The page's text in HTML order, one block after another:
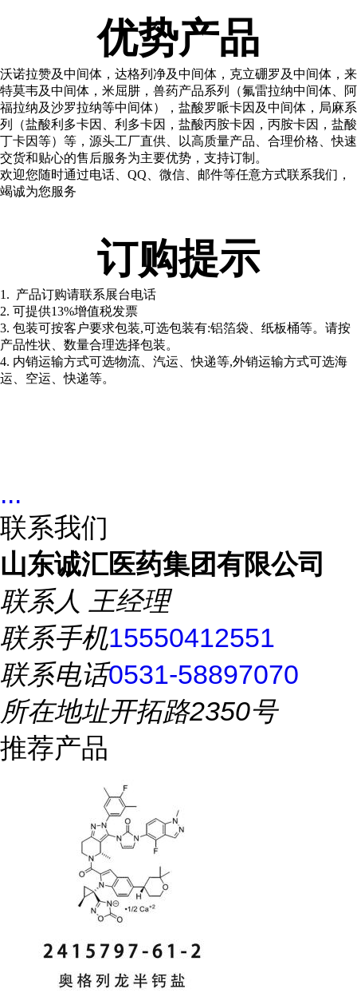
优势产品
沃诺拉赞及中间体，达格列净及中间体，克立硼罗及中间体，来
特莫韦及中间体，米屈肼，兽药产品系列（氟雷拉纳中间体、阿
福拉纳及沙罗拉纳等中间体），盐酸罗哌卡因及中间体，局麻系
列（盐酸利多卡因、利多卡因，盐酸丙胺卡因，丙胺卡因，盐酸
丁卡因等）等，源头工厂直供、以高质量产品、合理价格、快速
交货和贴心的售后服务为主要优势，支持订制。
欢迎您随时通过电话、QQ、微信、邮件等任意方式联系我们，
竭诚为您服务
订购提示
1. 产品订购请联系展台电话
2. 可提供13%增值税发票
3. 包装可按客户要求包装,可选包装有:铝箔袋、纸板桶等。请按
产品性状、数量合理选择包装。
4. 内销运输方式可选物流、汽运、快递等,外销运输方式可选海
运、空运、快递等。
...
联系我们
山东诚汇医药集团有限公司
联系人 王经理
联系手机15550412551
联系电话0531-58897070
所在地址开拓路2350号
推荐产品